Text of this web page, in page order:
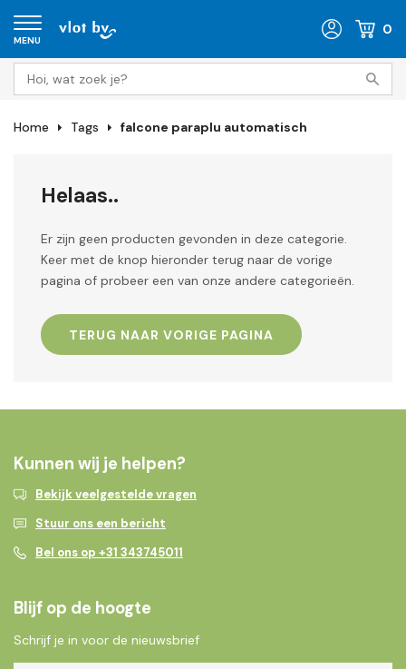
MENU
0
Home Tags falcone paraplu automatisch
Helaas..
Er zijn geen producten gevonden in deze categorie.
Keer met de knop hieronder terug naar de vorige
pagina of probeer een van onze andere categorieën.
TERUG NAAR VORIGE PAGINA
Kunnen wij je helpen?
Bekijk veelgestelde vragen
Stuur ons een bericht
Bel ons op +31 343745011
Blijf op de hoogte
Schrijf je in voor de nieuwsbrief